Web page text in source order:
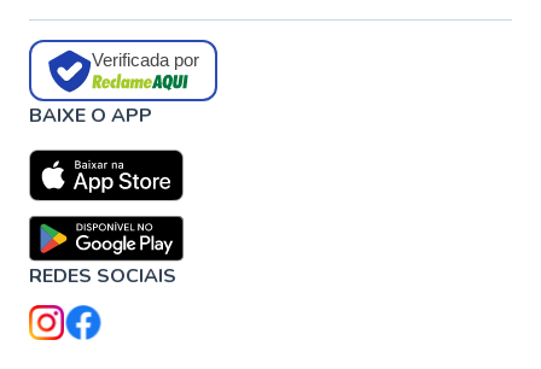
Verificada por
BAIXE O APP
REDES SOCIAIS